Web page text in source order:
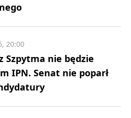
Szpytma nie będzie
IPN. Senat nie poparł
20:00